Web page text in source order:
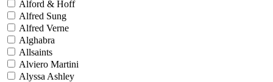
Alford & Hoff
Alfred Sung
Alfred Verne
Alghabra
Allsaints
Alviero Martini
Alyssa Ashley